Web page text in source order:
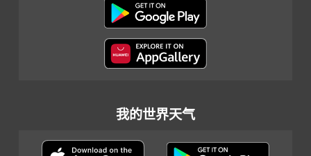
我的世界天气